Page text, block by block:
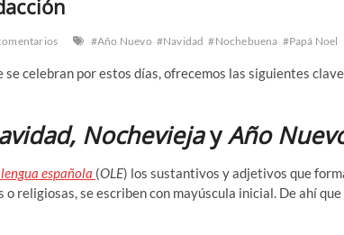
#Año Nuevo #Navidad #Nochebuena #Papá Noel
celebran por estos días, ofrecemos las siguientes
NocheviejayAño
española (OLE) los sustantivos y adjetivos que
religiosas, se escriben con mayúscula inicial. De ahí que